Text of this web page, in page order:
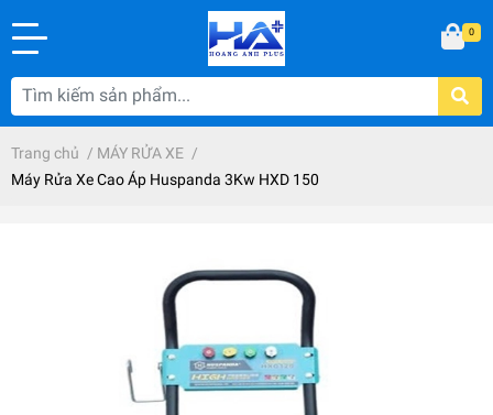
0
Trang chủ / MÁY RỬA XE /
Máy Rửa Xe Cao Áp Huspanda 3Kw HXD 150